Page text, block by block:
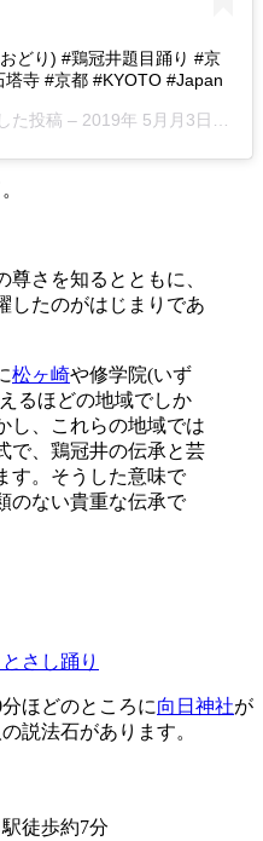
どり) #鶏冠井題目踊り #京
寺 #京都 #KYOTO #Japan
た投稿 – 2019年 5月月3日午前5時56分PDT
さを知るとともに、
したのがはじまりであ
松ヶ崎や修学院(いず
るほどの地域でしか
し、これらの地域では
で、鶏冠井の伝承と芸
す。そうした意味で
のない貴重な伝承で
さし踊り
ほどのところに向日神社が
説法石があります。
徒歩約7分